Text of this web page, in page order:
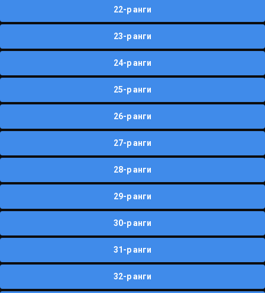
22-р анги
23-р анги
24-р анги
25-р анги
26-р анги
27-р анги
28-р анги
29-р анги
30-р анги
31-р анги
32-р анги